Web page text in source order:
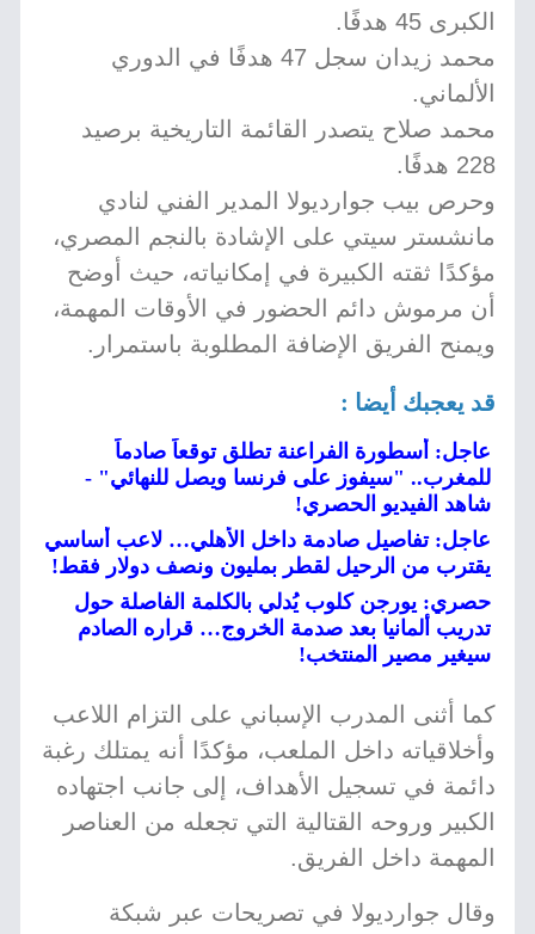
الكبرى 45 هدفًا.
محمد زيدان سجل 47 هدفًا في الدوري
الألماني.
محمد صلاح يتصدر القائمة التاريخية برصيد
228 هدفًا.
وحرص بيب جوارديولا المدير الفني لنادي
مانشستر سيتي على الإشادة بالنجم المصري،
مؤكدًا ثقته الكبيرة في إمكانياته، حيث أوضح
أن مرموش دائم الحضور في الأوقات المهمة،
ويمنح الفريق الإضافة المطلوبة باستمرار.
قد يعجبك أيضا :
عاجل: أسطورة الفراعنة تطلق توقعاً صادماً
للمغرب.. "سيفوز على فرنسا ويصل للنهائي" -
شاهد الفيديو الحصري!
عاجل: تفاصيل صادمة داخل الأهلي… لاعب أساسي
يقترب من الرحيل لقطر بمليون ونصف دولار فقط!
حصري: يورجن كلوب يُدلي بالكلمة الفاصلة حول
تدريب ألمانيا بعد صدمة الخروج… قراره الصادم
سيغير مصير المنتخب!
كما أثنى المدرب الإسباني على التزام اللاعب
وأخلاقياته داخل الملعب، مؤكدًا أنه يمتلك رغبة
دائمة في تسجيل الأهداف، إلى جانب اجتهاده
الكبير وروحه القتالية التي تجعله من العناصر
المهمة داخل الفريق.
وقال جوارديولا في تصريحات عبر شبكة